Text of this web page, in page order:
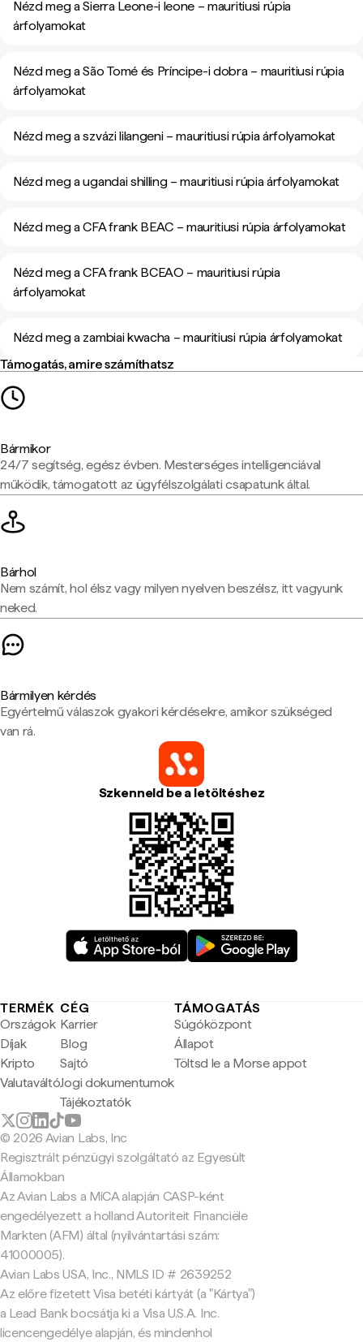
Nézd meg a Sierra Leone-i leone – mauritiusi rúpia
árfolyamokat
Nézd meg a São Tomé és Príncipe-i dobra – mauritiusi rúpia
árfolyamokat
Nézd meg a szvázi lilangeni – mauritiusi rúpia árfolyamokat
Nézd meg a ugandai shilling – mauritiusi rúpia árfolyamokat
Nézd meg a CFA frank BEAC – mauritiusi rúpia árfolyamokat
Nézd meg a CFA frank BCEAO – mauritiusi rúpia
árfolyamokat
Nézd meg a zambiai kwacha – mauritiusi rúpia árfolyamokat
Támogatás, amire számíthatsz
Bármikor
24/7 segítség, egész évben. Mesterséges intelligenciával
működik, támogatott az ügyfélszolgálati csapatunk által.
Bárhol
Nem számít, hol élsz vagy milyen nyelven beszélsz, itt vagyunk
neked.
Bármilyen kérdés
Egyértelmű válaszok gyakori kérdésekre, amikor szükséged
van rá.
Szkenneld be a letöltéshez
TERMÉK
Országok
Díjak
Kripto
Valutaváltó
CÉG
Karrier
Blog
Sajtó
Jogi dokumentumok
Tájékoztatók
TÁMOGATÁS
Súgóközpont
Állapot
Töltsd le a Morse appot
© 2026 Avian Labs, Inc
Regisztrált pénzügyi szolgáltató az Egyesült
Államokban
Az Avian Labs a MiCA alapján CASP-ként
engedélyezett a holland Autoriteit Financiële
Markten (AFM) által (nyilvántartási szám:
41000005).
Avian Labs USA, Inc., NMLS ID # 2639252
Az előre fizetett Visa betéti kártyát (a "Kártya")
a Lead Bank bocsátja ki a Visa U.S.A. Inc.
licencengedélye alapján, és mindenhol